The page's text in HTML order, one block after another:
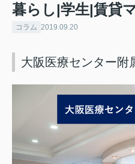
暮らし|学生|賃貸
コラム 2019.09.20
大阪医療センター附